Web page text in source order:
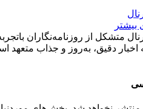
بیشتر
متشکل از روزنامه‌نگاران
اخبار دقیق، به‌روز و جذاب متعهد